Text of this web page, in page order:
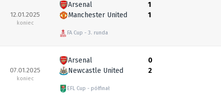
12.01.2025
koniec
Arsenal
Manchester United
FA Cup 3. runda
1
1
07.01.2025
koniec
Arsenal
Newcastle United
EFL Cup półfinał
0
2